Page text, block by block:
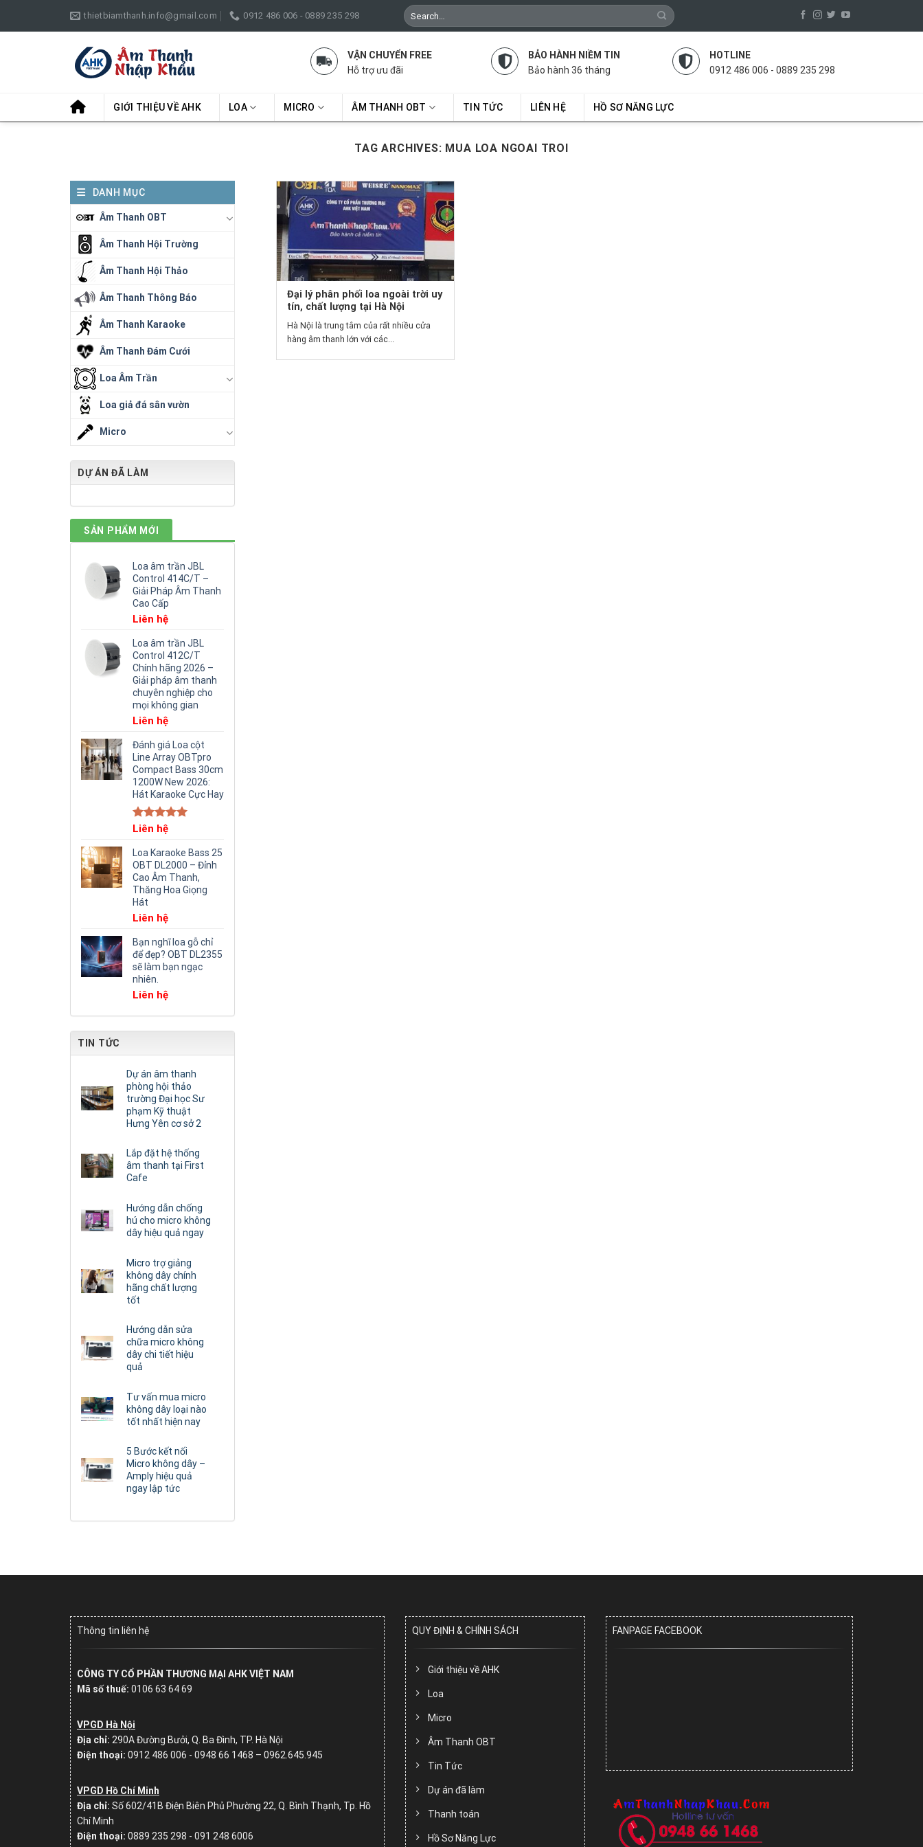
thietbiamthanh.info@gmail.com 0912 486 006 - 0889 235 298
Search
for:
VẬN CHUYỂN FREE
Hỗ trợ ưu đãi
BẢO HÀNH NIỀM TIN
Bảo hành 36 tháng
HOTLINE
0912 486 006 - 0889 235 298
GIỚI THIỆU VỀ AHK LOA MICRO ÂM THANH OBT TIN TỨC LIÊN HỆ HỒ SƠ NĂNG LỰC
TAG ARCHIVES: MUA LOA NGOAI TROI
DANH MỤC
Âm Thanh OBT
Âm Thanh Hội Trường
Âm Thanh Hội Thảo
Âm Thanh Thông Báo
Âm Thanh Karaoke
Âm Thanh Đám Cưới
Loa Âm Trần
Loa giả đá sân vườn
Micro
DỰ ÁN ĐÃ LÀM
SẢN PHẨM MỚI
Loa âm trần JBL
Control 414C/T –
Giải Pháp Âm Thanh
Cao Cấp
Liên hệ
Loa âm trần JBL
Control 412C/T
Chính hãng 2026 –
Giải pháp âm thanh
chuyên nghiệp cho
mọi không gian
Liên hệ
Đánh giá Loa cột
Line Array OBTpro
Compact Bass 30cm
1200W New 2026:
Hát Karaoke Cực Hay
Rated5.00
Liên hệ
Loa Karaoke Bass 25
OBT DL2000 – Đỉnh
Cao Âm Thanh,
Thăng Hoa Giọng
Hát
Liên hệ
Bạn nghĩ loa gỗ chỉ
để đẹp? OBT DL2355
sẽ làm bạn ngạc
nhiên.
Liên hệ
TIN TỨC
Dự án âm thanh
phòng hội thảo
trường Đại học Sư
phạm Kỹ thuật
Hưng Yên cơ sở 2
Lắp đặt hệ thống
âm thanh tại First
Cafe
Hướng dẫn chống
hú cho micro không
dây hiệu quả ngay
Micro trợ giảng
không dây chính
hãng chất lượng
tốt
Hướng dẫn sửa
chữa micro không
dây chi tiết hiệu
quả
Tư vấn mua micro
không dây loại nào
tốt nhất hiện nay
5 Bước kết nối
Micro không dây –
Amply hiệu quả
ngay lập tức
Đại lý phân phối loa ngoài trời uy
tín, chất lượng tại Hà Nội
Hà Nội là trung tâm của rất nhiều cửa
hàng âm thanh lớn với các...
Thông tin liên hệ
CÔNG TY CỔ PHẦN THƯƠNG MẠI AHK VIỆT NAM
Mã số thuế: 0106 63 64 69
VPGD Hà Nội
Địa chỉ: 290A Đường Bưởi, Q. Ba Đình, TP. Hà Nội
Điện thoại: 0912 486 006 - 0948 66 1468 – 0962.645.945
VPGD Hồ Chí Minh
Địa chỉ: Số602/41B Điện Biên Phủ Phường 22, Q. Bình Thạnh, Tp. Hồ
Chí Minh
Điện thoại: 0889 235 298 - 091 248 6006
QUY ĐỊNH & CHÍNH SÁCH
Giới thiệu về AHK
Loa
Micro
Âm Thanh OBT
Tin Tức
Dự án đã làm
Thanh toán
Hồ Sơ Năng Lực
FANPAGE FACEBOOK